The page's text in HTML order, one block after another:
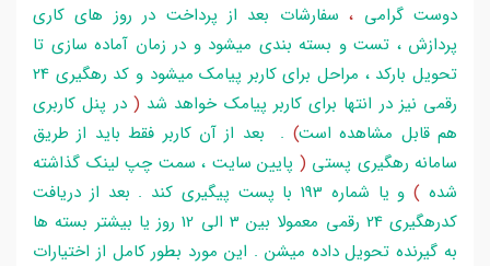
دوست گرامی ،سفارشات بعد از پرداخت در روز های کاری
پردازش ، تست و بسته بندی میشود و در زمان آماده سازی تا
تحویل بارکد ، مراحل برای کاربر پیامک میشود و کد رهگیری 24
رقمی نیز در انتها برای کاربر پیامک خواهد شد ( در پنل کاربری
هم قابل مشاهده است) . بعد از آن کاربر فقط باید از طریق
سامانه رهگیری پستی ( پایین سایت ، سمت چپ لینک گذاشته
شده )
و یا شماره 193 با پست پیگیری کند . بعد از دریافت
کدرهگیری 24 رقمی معمولا بین 3 الی 12 روز یا بیشتر بسته ها
به گیرنده تحویل داده میشن . این مورد بطور کامل از اختیارات